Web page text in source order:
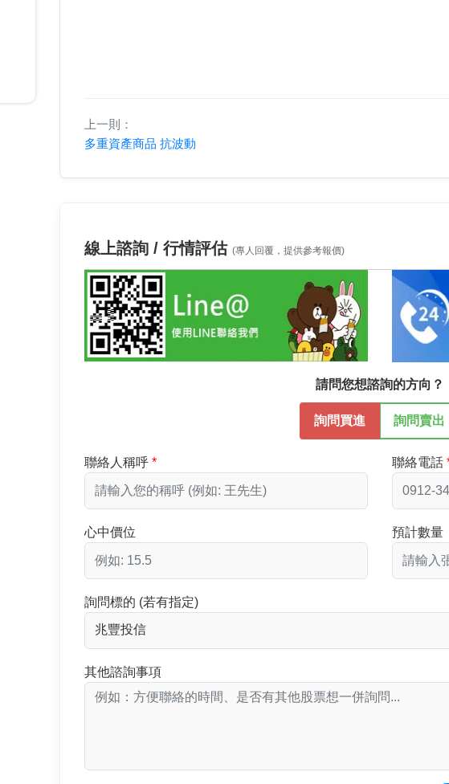
上一則：
多重資產商品 抗波動
線上諮詢 / 行情評估(專人回覆，提供參考報價)
請問您想諮詢的方向？
詢問買進 詢問賣出
聯絡人稱呼 聯絡電話
心中價位 預計數量
詢問標的 (若有指定)
其他諮詢事項